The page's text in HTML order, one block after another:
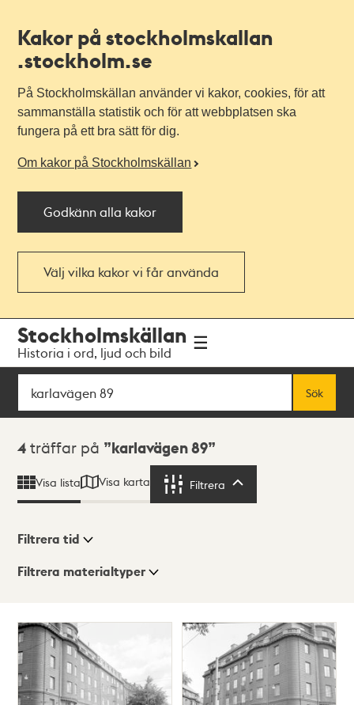
Kakor på stockholmskallan
.stockholm.se
På Stockholmskällan använder vi kakor, cookies, för att
sammanställa statistik och för att webbplatsen ska
fungera på ett bra sätt för dig.
Om kakor på Stockholmskällan
Godkänn alla kakor
Välj vilka kakor vi får använda
navigationen
huvudinnehållet
Stockholmskällan
Historia i ord, ljud och bild
Sök
Sök
Sökresultat
4 träffar på karlavägen 89
Visa lista Visa karta Filtrera
Visningsläge
Lista
Karta
Filtrera tid
Filtrera materialtyper
träffar